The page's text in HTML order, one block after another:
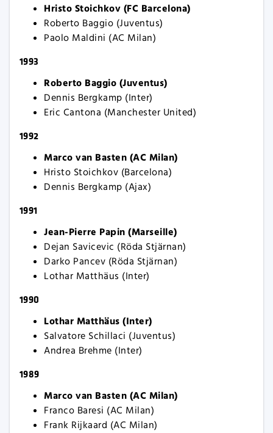
Hristo Stoichkov (FC Barcelona)
Roberto Baggio (Juventus)
Paolo Maldini (AC Milan)
1993
Roberto Baggio (Juventus)
Dennis Bergkamp (Inter)
Eric Cantona (Manchester United)
1992
Marco van Basten (AC Milan)
Hristo Stoichkov (Barcelona)
Dennis Bergkamp (Ajax)
1991
Jean-Pierre Papin (Marseille)
Dejan Savicevic (Röda Stjärnan)
Darko Pancev (Röda Stjärnan)
Lothar Matthäus (Inter)
1990
Lothar Matthäus (Inter)
Salvatore Schillaci (Juventus)
Andrea Brehme (Inter)
1989
Marco van Basten (AC Milan)
Franco Baresi (AC Milan)
Frank Rijkaard (AC Milan)